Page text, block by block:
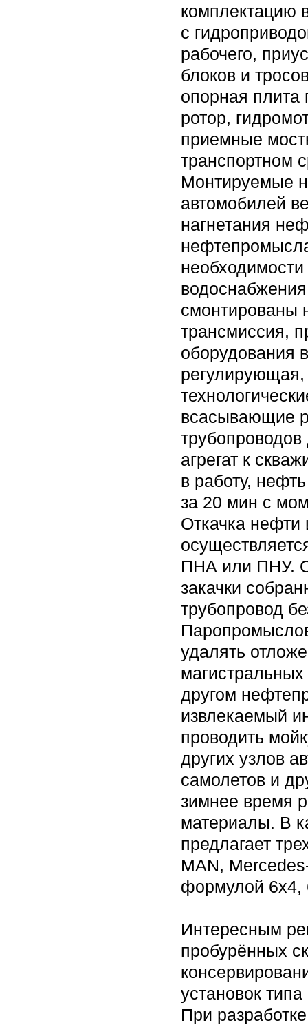
комплектацию
с
рабочего,
блоков и
опорная плита
ротор,
приемные
транспортном
Монтируемые
автомобилей
нагнетания
смонтированы
трансмиссия,
оборудования
регулирующая,
всасывающие
агрегат к
в работу,
за 20 мин с
Откачка нефти
ПНА или ПНУ.
закачки
трубопровод
удалять
другом
извлекаемый
проводить
других узлов
самолетов и
зимнее время
материалы. В
предлагает
MAN,
формулой 6х4,
Интересным
пробурённых
установок
При